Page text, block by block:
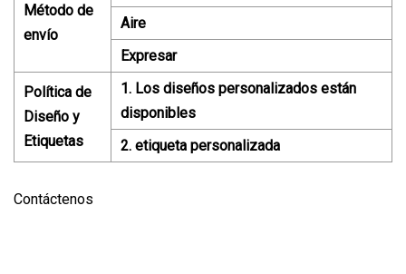
Método de
envío
Aire
Expresar
Política de
Diseño y
Etiquetas
1. Los diseños personalizados están
disponibles
2. etiqueta personalizada
Contáctenos